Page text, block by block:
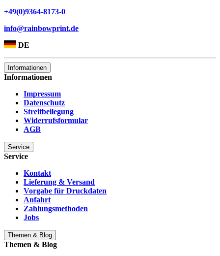
+49(0)9364-8173-0
info@rainbowprint.de
DE
Informationen
Informationen
Impressum
Datenschutz
Streitbeilegung
Widerrufsformular
AGB
Service
Service
Kontakt
Lieferung & Versand
Vorgabe für Druckdaten
Anfahrt
Zahlungsmethoden
Jobs
Themen & Blog
Themen & Blog